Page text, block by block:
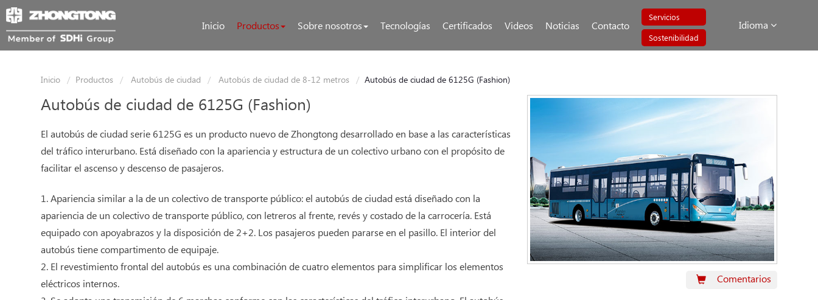
Idioma
Inicio Productos Sobre nosotros Tecnologías Certificados Videos Noticias Contacto
Servicios
Sostenibilidad
Inicio Productos Autobús de ciudad Autobús de ciudad de 8-12 metros Autobús de ciudad de 6125G (Fashion)
Comentarios
Autobús de ciudad de 6125G (Fashion)
El autobús de ciudad serie 6125G es un producto nuevo de Zhongtong desarrollado en base a las características
del tráfico interurbano. Está diseñado con la apariencia y estructura de un colectivo urbano con el propósito de
facilitar el ascenso y descenso de pasajeros.
1. Apariencia similar a la de un colectivo de transporte público: el autobús de ciudad está diseñado con la
apariencia de un colectivo de transporte público, con letreros al frente, revés y costado de la carrocería. Está
equipado con apoyabrazos y la disposición de 2+2. Los pasajeros pueden pararse en el pasillo. El interior del
autobús tiene compartimento de equipaje.
2. El revestimiento frontal del autobús es una combinación de cuatro elementos para simplificar los elementos
eléctricos internos.